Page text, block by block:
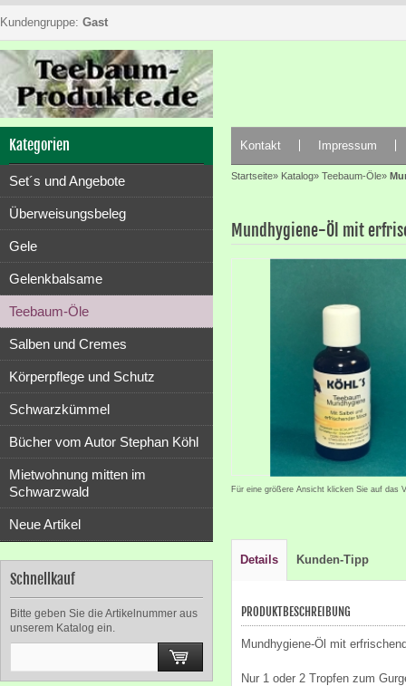
Kundengruppe: Gast
Kategorien
Set´s und Angebote
Überweisungsbeleg
Gele
Gelenkbalsame
Teebaum-Öle
Salben und Cremes
Körperpflege und Schutz
Schwarzkümmel
Bücher vom Autor Stephan Köhl
Mietwohnung mitten im
Schwarzwald
Neue Artikel
Schnellkauf
Bitte geben Sie die Artikelnummer aus
unserem Katalog ein.
Kontakt Impressum
Startseite» Katalog» Teebaum-Öle»
Mundhygiene-Öl mit
Für eine größere Ansicht klicken Sie auf das
Details Kunden-Tipp
PRODUKTBESCHREIBUNG
Mundhygiene-Öl mit
Nur 1 oder 2 Tropfen zum